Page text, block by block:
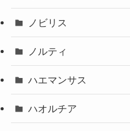
ノビリス
ノルティ
ハエマンサス
ハオルチア